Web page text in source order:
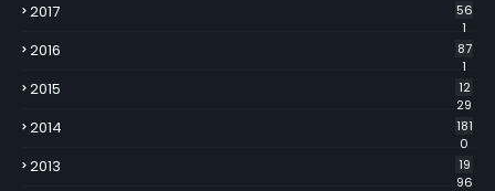
2017
56
1
2016
87
1
2015
12
29
2014
181
0
2013
19
96